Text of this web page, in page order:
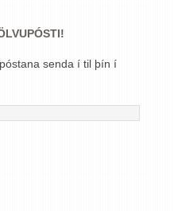
senda í til þín í